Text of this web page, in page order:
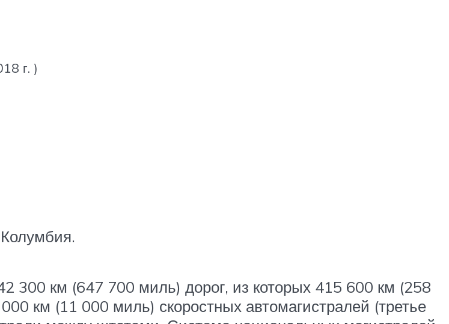
г. )
300 км (647 700 миль) дорог, из которых 415 600 км (258
км (11 000 миль) скоростных автомагистралей (третье